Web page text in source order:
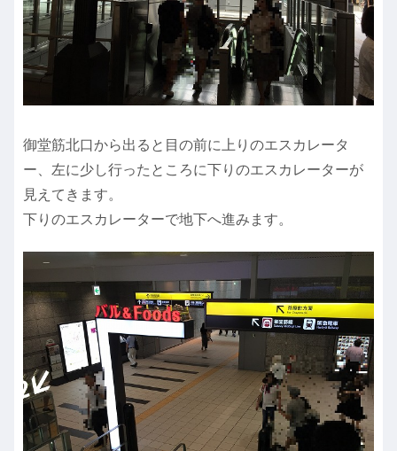
御堂筋北口から出ると目の前に上りのエスカレータ
ー、左に少し行ったところに下りのエスカレーターが
見えてきます。
下りのエスカレーターで地下へ進みます。